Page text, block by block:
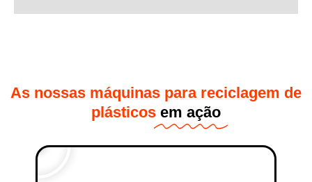
As nossas máquinas para reciclagem de
plásticos em ação